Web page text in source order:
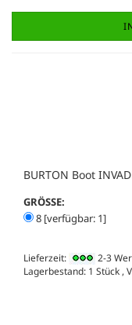
BURTON Boot
GRÖSSE:
8 [verfügbar: 1]
Lieferzeit: 2-3
Lagerbestand: 1 Stück ,